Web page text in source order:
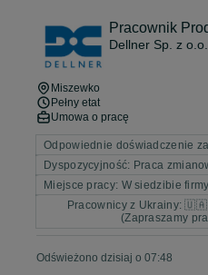
Pracownik
Dellner Sp. z o.o.
Miszewko
Pełny etat
Umowa o pracę
Odpowiednie doświadczenie
Dyspozycyjność: Praca
Miejsce pracy: W siedzibie firmy
Pracownicy z Ukrainy: 🇺🇦
(Zapraszamy
Odświeżono dzisiaj o 07:48